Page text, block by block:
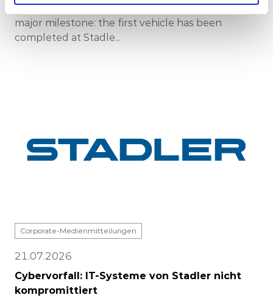
InterCity electric multiple units has reached a
major milestone: the first vehicle has been
completed at Stadle...
Corporate-Medienmitteilungen
21.07.2026
Cybervorfall: IT-Systeme von Stadler nicht
kompromittiert